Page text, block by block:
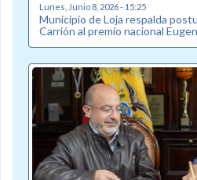
Lunes, Junio 8, 2026 - 15:25
Municipio de Loja respalda
Carrión al premio nacional